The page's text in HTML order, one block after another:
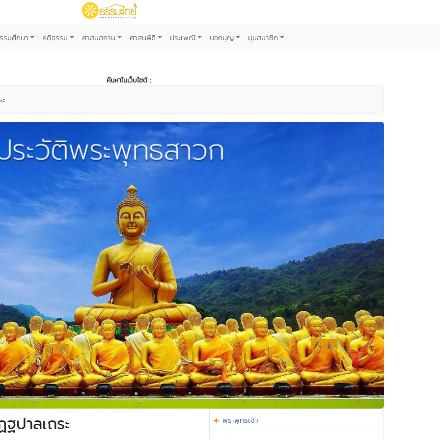
รมศึกษา คติธรรม ศาสนสถาน ศาสนพิธี ประเพณี บอกบุญ มุมสมาชิก
ค้นหาในเว็บไซต์ :
ปาลเถระ พระพุทธเจ้า